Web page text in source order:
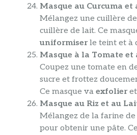
Masque au Curcuma et
Mélangez une cuillère
cuillère de lait. Ce
uniformiserle teint et à
Masque à la Tomate et
Coupez une tomate en
sucre et frottez
Ce masque va exfolieret
Masque au Riz et au
Mélangez de la farine
pour obtenir une pâte.